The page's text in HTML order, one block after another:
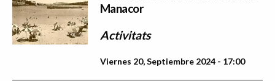
Manacor
Activitats
Viernes 20, Septiembre 2024 - 17:00